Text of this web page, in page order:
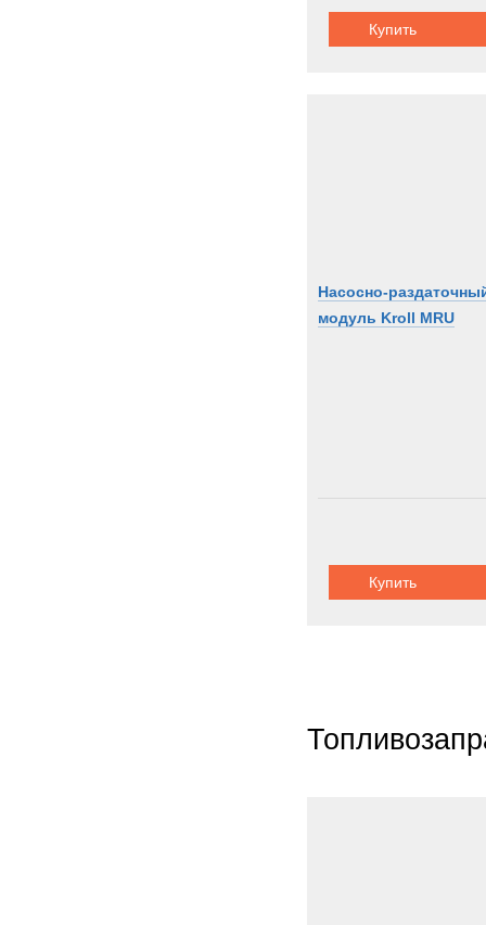
Купить
Насосно-
модуль Kroll MRU
Купить